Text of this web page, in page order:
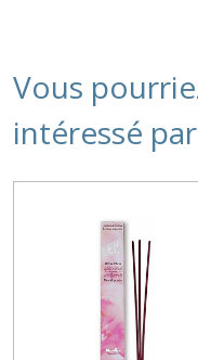
Vous
intéressé par